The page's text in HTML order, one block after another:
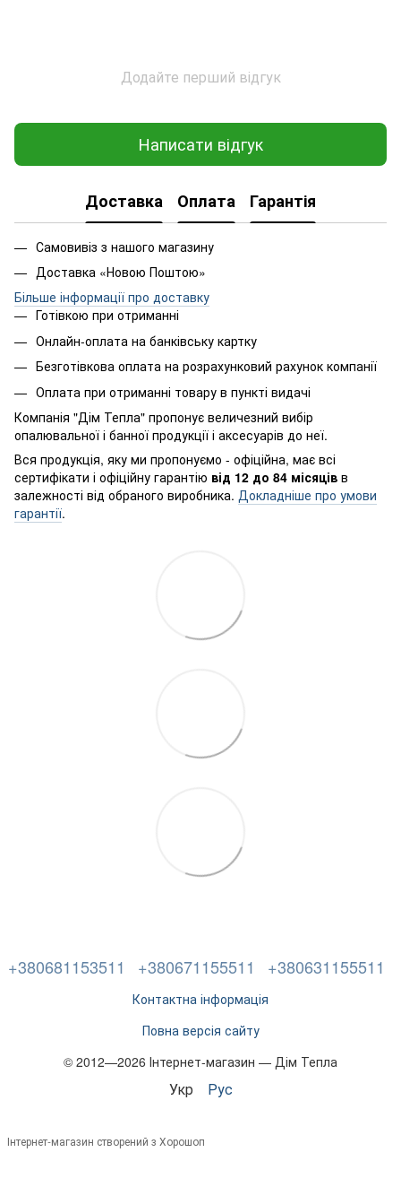
Додайте перший відгук
Написати відгук
Доставка Оплата Гарантія
Самовивіз з нашого магазину
Доставка «Новою Поштою»
Більше інформації про доставку
Готівкою при отриманні
Онлайн-оплата на банківську картку
Безготівкова оплата на розрахунковий рахунок компанії
Оплата при отриманні товару в пункті видачі
Компанія "Дім Тепла" пропонує величезний вибір
опалювальної і банної продукції і аксесуарів до неї.
Вся продукція, яку ми пропонуємо - офіційна, має всі
сертифікати і офіційну гарантію від 12 до 84 місяців в
залежності від обраного виробника. Докладніше про умови
гарантії.
+380681153511 +380671155511 +380631155511
Контактна інформація
Повна версія сайту
© 2012—2026 Інтернет-магазин — Дім Тепла
Укр Рус
Інтернет-магазин створений з Хорошоп